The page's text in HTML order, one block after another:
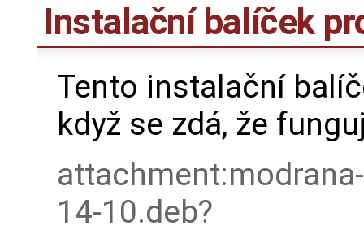
Instalační balíček
Tento instalační
když se zdá, že
14-10.deb